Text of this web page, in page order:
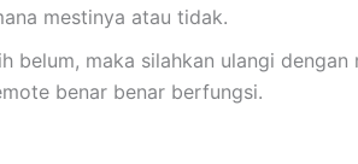
mestinya atau tidak.
belum, maka silahkan ulangi dengan
benar benar berfungsi.